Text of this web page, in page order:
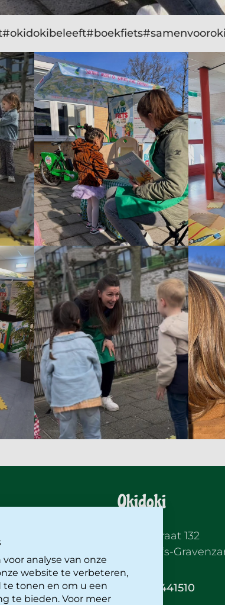
#okidokibeleeft#boekfiets
Okidoki
Langestraat 132
2691 BK ‘s-
0174-441510
analyse van onze
website te verbeteren,
te tonen en om u een
te bieden. Voor meer